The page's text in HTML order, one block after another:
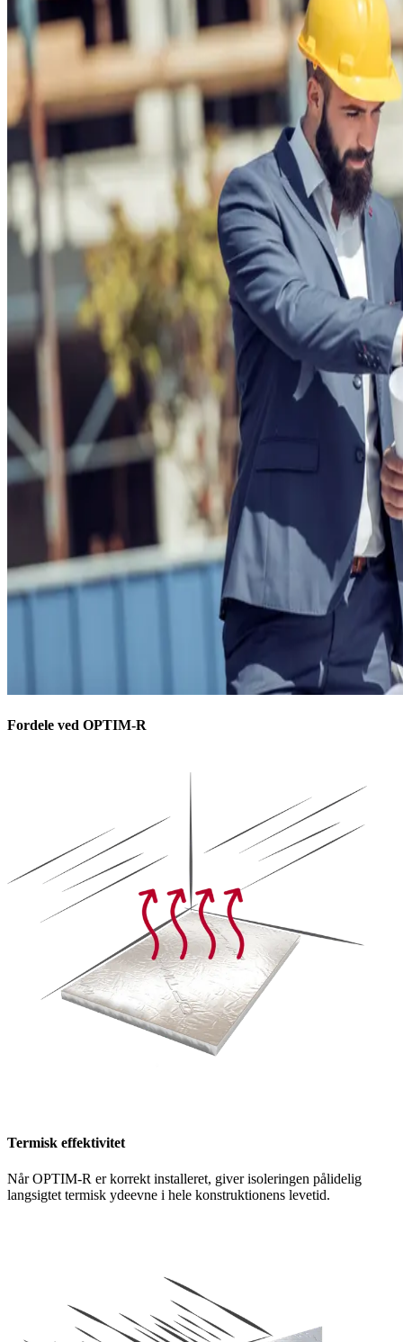
Fordele ved OPTIM-R
Termisk effektivitet
Når OPTIM-R er korrekt installeret, giver isoleringen pålidelig
langsigtet termisk ydeevne i hele konstruktionens levetid.